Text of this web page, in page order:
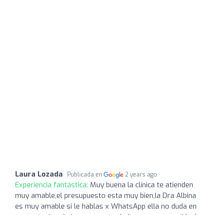
Laura Lozada Publicada en 2 years ago
Experiencia fantástica: Muy buena la clínica te atienden
muy amable,el presupuesto esta muy bien,la Dra Albina
es muy amable si le hablas x WhatsApp ella no duda en